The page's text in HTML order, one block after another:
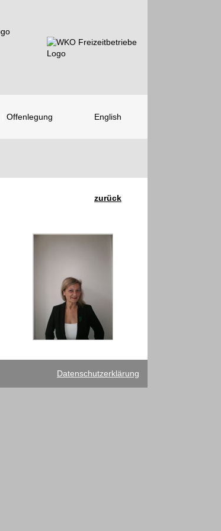
Offenlegung English
zurück
Datenschutzerklärung